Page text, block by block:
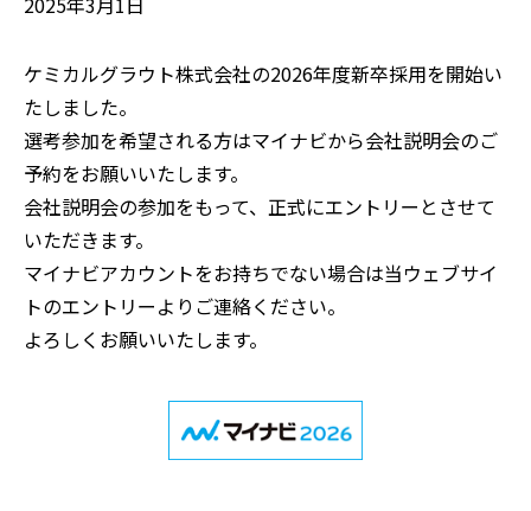
ケミカルグラウト株式会社の2026年度新卒採用を開始い
たしました。
選考参加を希望される方はマイナビから会社説明会のご
予約をお願いいたします。
会社説明会の参加をもって、正式にエントリーとさせて
いただきます。
マイナビアカウントをお持ちでない場合は当ウェブサイ
トのエントリーよりご連絡ください。
よろしくお願いいたします。